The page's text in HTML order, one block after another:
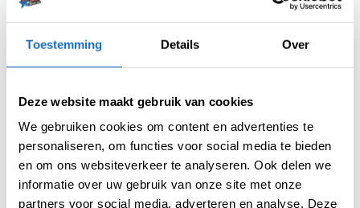
Toestemming Details Over
Deze website maakt gebruik van cookies
We gebruiken cookies om content en advertenties te
personaliseren, om functies voor social media te bieden
en om ons websiteverkeer te analyseren. Ook delen we
informatie over uw gebruik van onze site met onze
partners voor social media, adverteren en analyse. Deze
shaft systeem met Target’s gepatenteerde
twist systeem.
De belangrijkste kenmerken van het precisie
gegoten systeem
– Lichtgewicht
K-System flights zijn lichter dan andere